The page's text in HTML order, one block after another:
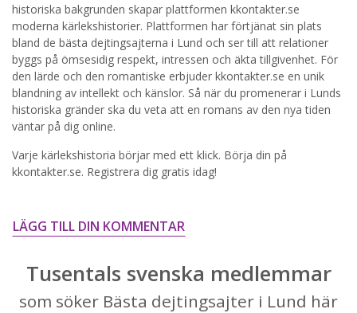
Sekretesspolicyn . Jag godkänner att ta emot information och
reklam via e-post från hemsidans operatörer. Jag kan dra
tillbaka godkännande när jag vill.
STARTA NU!
historiska bakgrunden skapar plattformen kkontakter.se
moderna kärlekshistorier. Plattformen har förtjänat sin plats
bland de bästa dejtingsajterna i Lund och ser till att relationer
byggs på ömsesidig respekt, intressen och äkta tillgivenhet. För
den lärde och den romantiske erbjuder kkontakter.se en unik
blandning av intellekt och känslor. Så när du promenerar i Lunds
historiska gränder ska du veta att en romans av den nya tiden
väntar på dig online.
Varje kärlekshistoria börjar med ett klick. Börja din på
kkontakter.se. Registrera dig gratis idag!
LÄGG TILL DIN KOMMENTAR
Tusentals svenska medlemmar
som söker Bästa dejtingsajter i Lund här